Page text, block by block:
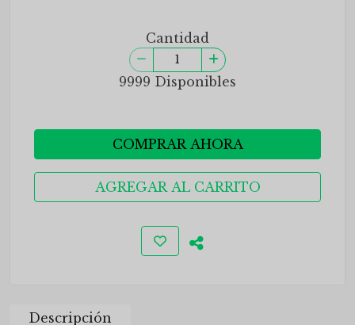
Cantidad
9999 Disponibles
COMPRAR AHORA
AGREGAR AL CARRITO
Descripción